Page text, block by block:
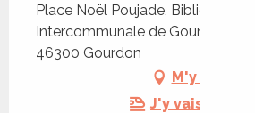
Place Noël Poujade, Bibliothèque
Intercommunale de Gourdon,
46300 Gourdon
M'y rendre
J'y vais en